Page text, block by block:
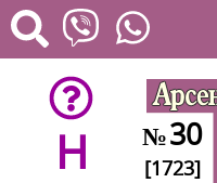
H №30
[1723]